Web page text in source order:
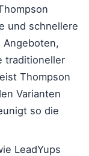
und schnellere
traditioneller
Thompson
Varianten
so die
LeadYups